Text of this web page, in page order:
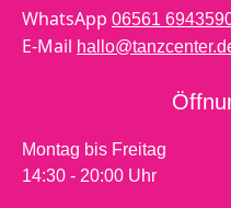
WhatsApp 06561
E-Mail
Montag bis Freitag
14:30 - 20:00 Uhr